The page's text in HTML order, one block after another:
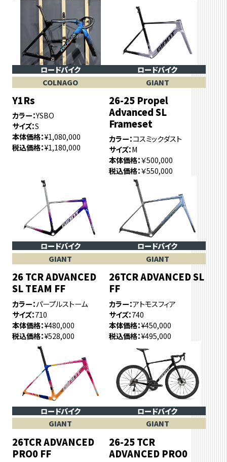
ロードバイク
COLNAGO
Y1Rs
カラー YSBO
サイズ S
本体価格 ¥1,080,000
税込価格 ¥1,180,000
ロードバイク
GIANT
26-25 Propel
Advanced SL
Frameset
カラー コスミックダスト
サイズ M
本体価格 ￥500,000
税込価格 ￥550,000
ロードバイク
GIANT
26 TCR ADVANCED
SL TEAM FF
カラー パープルストーム
サイズ 710
本体価格 ¥480,000
税込価格 ¥528,000
ロードバイク
GIANT
26TCR ADVANCED SL
FF
カラー アトモスフィア
サイズ 740
本体価格 ¥450,000
税込価格 ¥495,000
ロードバイク
GIANT
26TCR ADVANCED
PRO0 FF
ロードバイク
GIANT
26-25 TCR
ADVANCED PRO0